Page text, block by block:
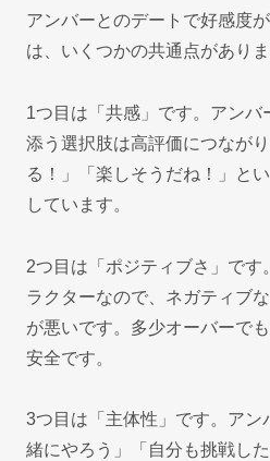
アンバーとのデートで好感度
は、いくつかの共通点がありま
1つ目は「共感」です。アンバ
添う選択肢は高評価につなが
る！」「楽しそうだね！」と
しています。
2つ目は「ポジティブさ」です
ラクターなので、ネガティブ
が悪いです。多少オーバーで
安全です。
3つ目は「主体性」です。アン
緒にやろう」「自分も挑戦し